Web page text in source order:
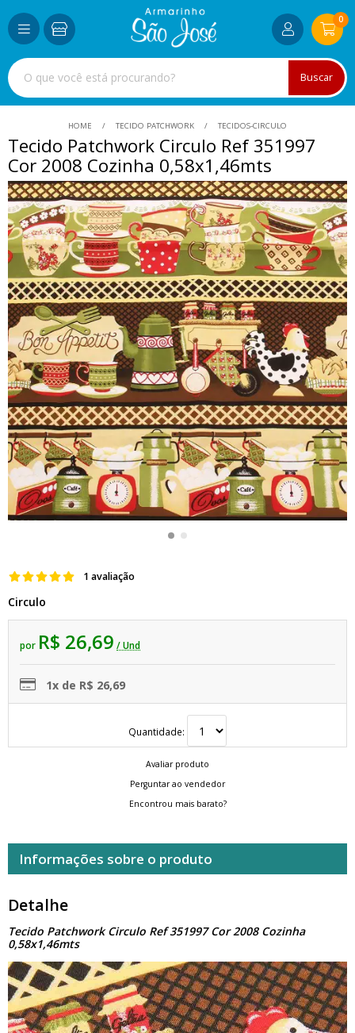
Buscar
0
HOME TECIDO PATCHWORK TECIDOS-CIRCULO
Tecido Patchwork Circulo Ref 351997
Cor 2008 Cozinha 0,58x1,46mts
1 avaliação
Circulo
por R$ 26,69 / Und
1x de R$ 26,69
Quantidade:
Avaliar produto
Perguntar ao vendedor
Encontrou mais barato?
Informações sobre o produto
Detalhe
Tecido Patchwork Circulo Ref 351997 Cor 2008 Cozinha
0,58x1,46mts